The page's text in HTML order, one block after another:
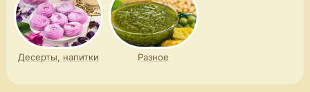
Десерты, напитки Разное